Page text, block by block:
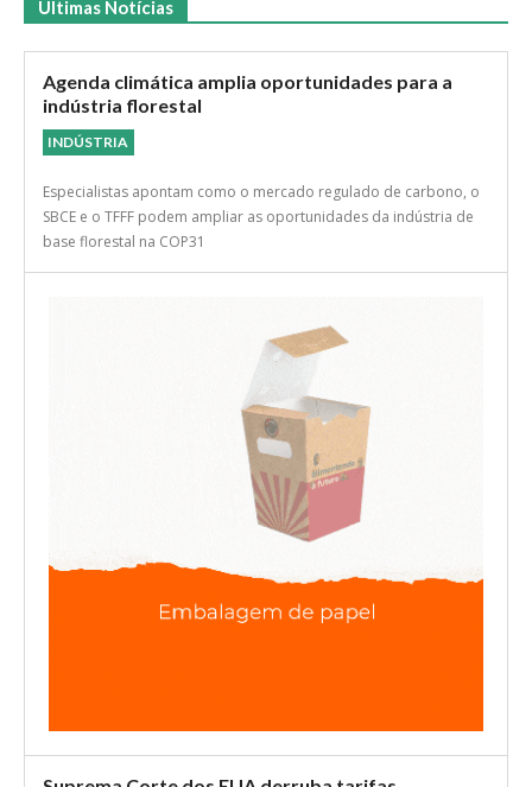
Agenda climática amplia oportunidades para a
INDÚSTRIA
Especialistas apontam como o mercado regulado de carbono, o
SBCE e o TFFF podem ampliar as oportunidades da indústria de